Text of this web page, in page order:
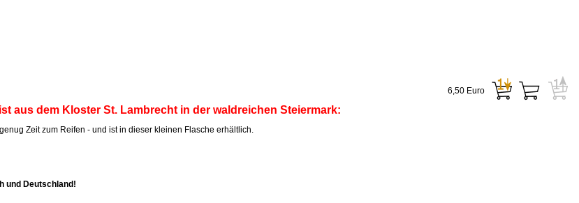
aus dem Kloster St. Lambrecht in der waldreichen Steiermark:
Zeit zum Reifen - und ist in dieser kleinen Flasche erhältlich.
und Deutschland!
6,50 Euro